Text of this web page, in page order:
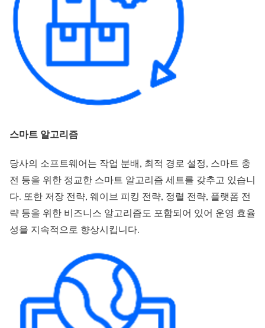
스마트 알고리즘
당사의 소프트웨어는 작업 분배, 최적 경로 설정, 스마트 충
전 등을 위한 정교한 스마트 알고리즘 세트를 갖추고 있습니
다. 또한 저장 전략, 웨이브 피킹 전략, 정렬 전략, 플랫폼 전
략 등을 위한 비즈니스 알고리즘도 포함되어 있어 운영 효율
성을 지속적으로 향상시킵니다.